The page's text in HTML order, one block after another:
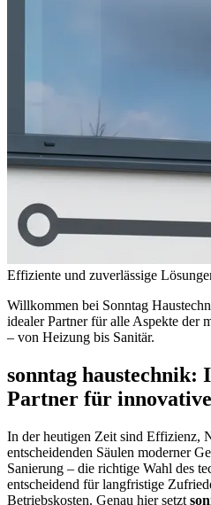
Effiziente und zuverlässige
Willkommen bei Sonntag
idealer Partner für alle Aspekte der
– von Heizung bis Sanitär.
sonntag haustechnik:
Partner für
In der heutigen Zeit sind Effizienz,
entscheidenden Säulen moderner
Sanierung – die richtige Wahl des
entscheidend für langfristige
Betriebskosten. Genau hier setzt